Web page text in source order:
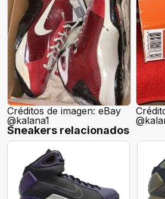
Créditos de imagen: eBay
@kalana1
Sneakers relacionados